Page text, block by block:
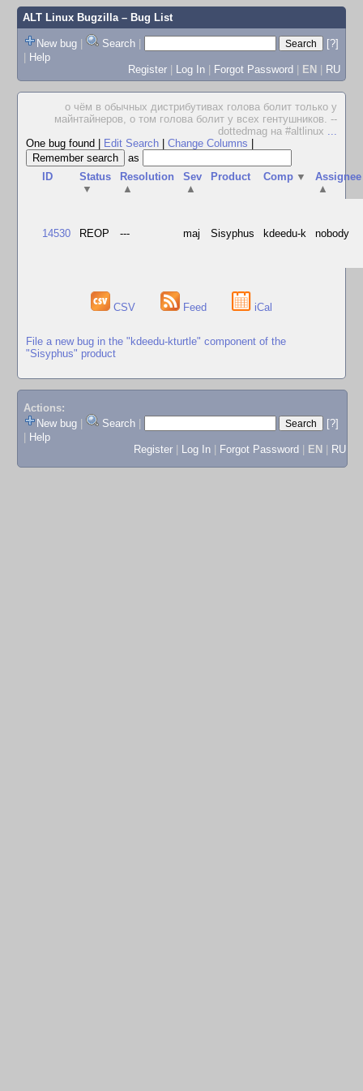
ALT Linux Bugzilla– Bug List
New bug | Search |
[?]
| Help
Register | Log In | Forgot Password | EN | RU
о чём в обычных дистрибутивах голова болит только у
майнтайнеров, о том голова болит у всех гентушников. --
dottedmag на #altlinux ...
One bug found
Edit Search Change Columns
as
ID
Status
▼
Resolution
▲
Sev
▲
Product Comp ▼
Assignee
▲
14530 REOP --- maj Sisyphus kdeedu-k nobody
CSV Feed iCal
File a new bug in the "kdeedu-kturtle" component of the
"Sisyphus" product
Actions:
New bug
Search
[?]
Help
Register
Log In Forgot Password EN RU